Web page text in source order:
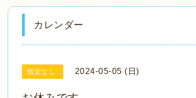
カレンダー
指定なし 2024-05-05 (日)